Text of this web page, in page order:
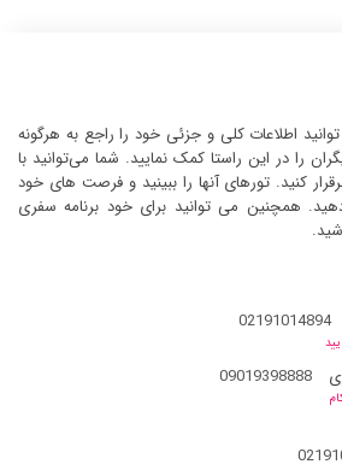
اطلاعات کلی و جزئی خود را راجع به هرگونه
را در این راستا کمک نمایید. شما می‌توانید با
کنید. تورهای آنها را ببینید و فرصت های خود
همچنین می توانید برای خود برنامه سفری
02191014894
09019398888